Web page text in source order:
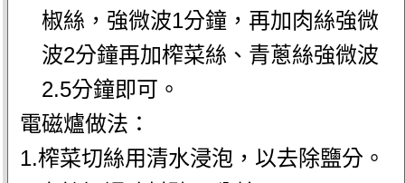
椒絲，強微波1分鐘，再加肉絲強微
波2分鐘再加榨菜絲、青蔥絲強微波
2.5分鐘即可。
電磁爐做法：
1.榨菜切絲用清水浸泡，以去除鹽分。